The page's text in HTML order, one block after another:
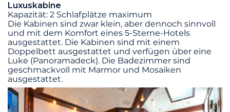
Luxuskabine
Kapazität: 2 Schlafplätze maximum
Die Kabinen sind zwar klein, aber dennoch sinnvoll
und mit dem Komfort eines 5-Sterne-Hotels
ausgestattet. Die Kabinen sind mit einem
Doppelbett ausgestattet und verfügen über eine
Luke (Panoramadeck). Die Badezimmer sind
geschmackvoll mit Marmor und Mosaiken
ausgestattet.